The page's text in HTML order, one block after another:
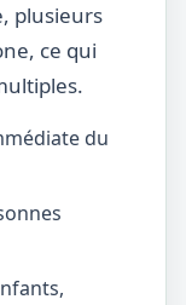
plusieurs
ce qui
du